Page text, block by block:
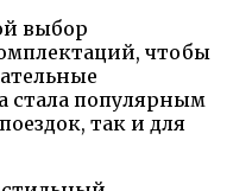
выбор
чтобы
стала популярным
так и для